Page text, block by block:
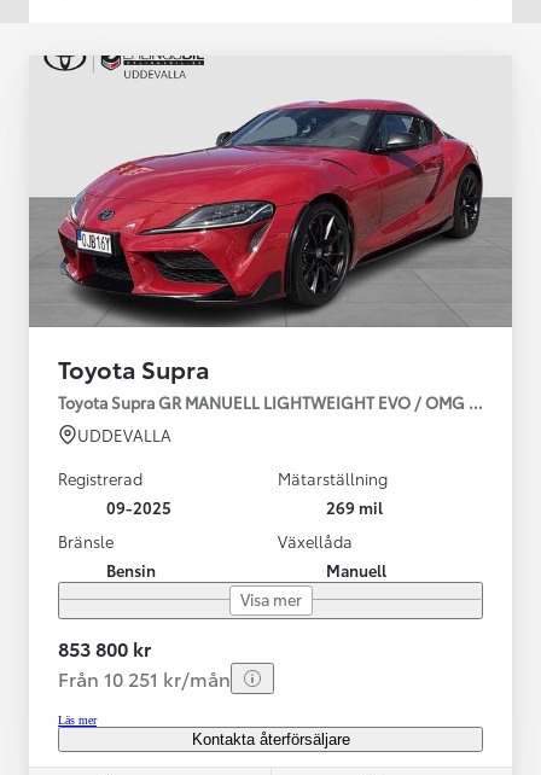
Toyota Supra
Toyota Supra GR MANUELL LIGHTWEIGHT EVO / OMG LEV!
UDDEVALLA
Registrerad
09-2025
Mätarställning
269 mil
Bränsle
Bensin
Växellåda
Manuell
Visa mer
853 800 kr
Från 10 251 kr/mån
Läs mer
Kontakta återförsäljare